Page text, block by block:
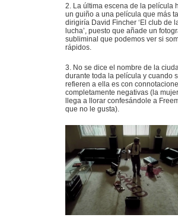
2. La última escena de la película
un guiño a una película que más
dirigiría David Fincher ‘El club de
lucha’, puesto que añade un
subliminal que podemos ver si
rápidos.
3. No se dice el nombre de la
durante toda la película y cuando
refieren a ella es con
completamente negativas (la
llega a llorar confesándole a
que no le gusta).